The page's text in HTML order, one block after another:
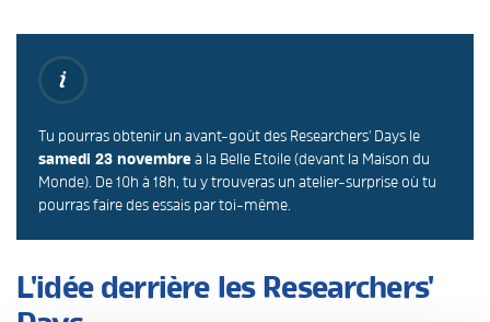
Tu pourras obtenir un avant-goût des Researchers' Days le
samedi 23 novembre à la Belle Etoile (devant la Maison du
Monde). De 10h à 18h, tu y trouveras un atelier-surprise où tu
pourras faire des essais par toi-même.
L'idée derrière les Researchers'